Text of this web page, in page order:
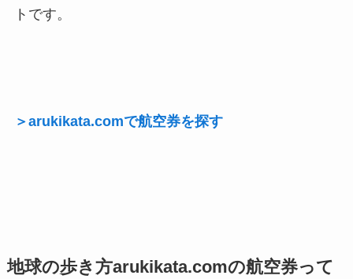
トです。
＞arukikata.comで航空券を探す
地球の歩き方arukikata.comの航空券って